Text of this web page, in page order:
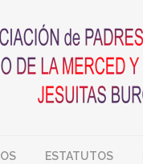
ESTATUTOS